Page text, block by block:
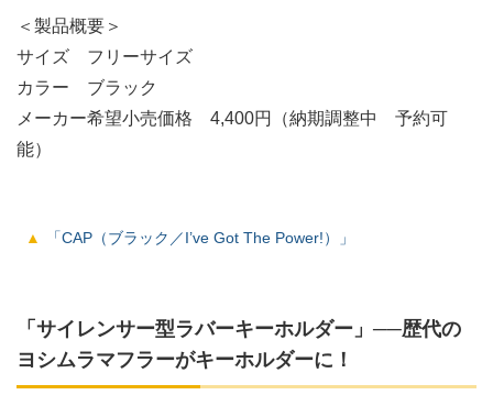
＜製品概要＞
サイズ フリーサイズ
カラー ブラック
メーカー希望小売価格 4,400円（納期調整中 予約可
能）
「CAP（ブラック／I’ve Got The Power!）」
「サイレンサー型ラバーキーホルダー」──歴代の
ヨシムラマフラーがキーホルダーに！